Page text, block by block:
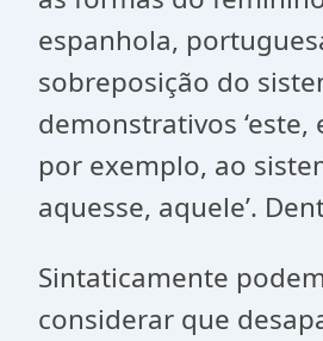
espanhola,
sobreposição do
demonstrativos ‘este,
por exemplo, ao
aquesse, aquele’.
Sintaticamente
considerar que